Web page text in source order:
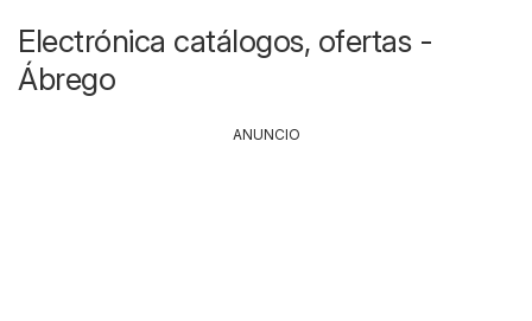
Electrónica catálogos, ofertas -
Ábrego
ANUNCIO